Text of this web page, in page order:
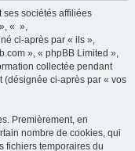
sociétés affiliées
« »,
ci-après par « ils »,
», « phpBB Limited »,
collectée pendant
(désignée ci-après par « vos
Premièrement, en
nombre de cookies, qui
fichiers temporaires du